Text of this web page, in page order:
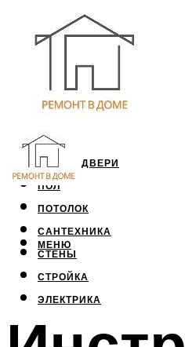
ОКНА И ДВЕРИ
ПОЛ
ПОТОЛОК
САНТЕХНИКА
СТЕНЫ
СТРОЙКА
ЭЛЕКТРИКА
МЕНЮ